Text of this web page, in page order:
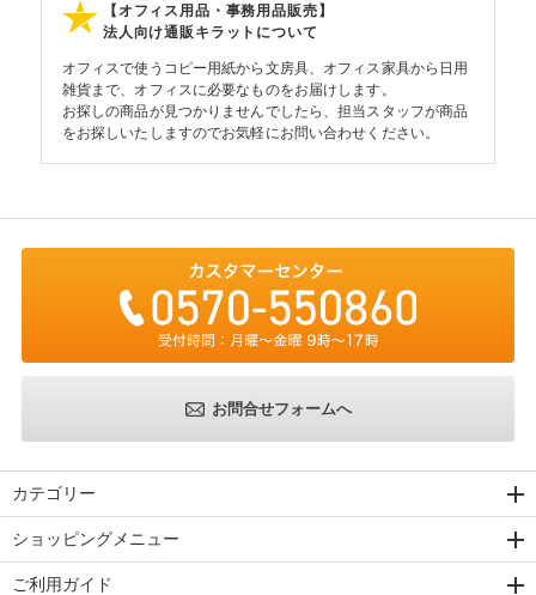
【オフィス用品・事務用品販売】
法人向け通販キラットについて
オフィスで使うコピー用紙から文房具、オフィス家具から日用
雑貨まで、オフィスに必要なものをお届けします。
お探しの商品が見つかりませんでしたら、担当スタッフが商品
をお探しいたしますのでお気軽にお問い合わせください。
お問合せフォームへ
カテゴリー
ショッピングメニュー
ご利用ガイド